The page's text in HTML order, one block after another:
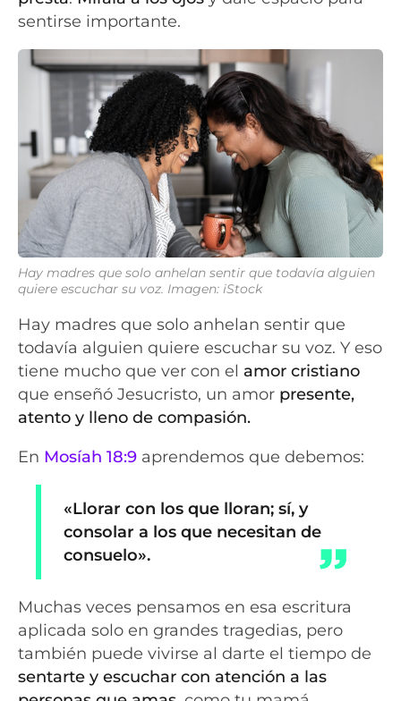
sentirse importante.
Hay madres que solo anhelan sentir que todavía alguien
quiere escuchar su voz. Imagen: iStock
Hay madres que solo anhelan sentir que
todavía alguien quiere escuchar su voz. Y eso
tiene mucho que ver con el amor cristiano
que enseñó Jesucristo, un amor presente,
atento y lleno de compasión.
En Mosíah 18:9 aprendemos que debemos:
«Llorar con los que lloran; sí, y
consolar a los que necesitan de
consuelo».
Muchas veces pensamos en esa escritura
aplicada solo en grandes tragedias, pero
también puede vivirse al darte el tiempo de
sentarte y escuchar con atención a las